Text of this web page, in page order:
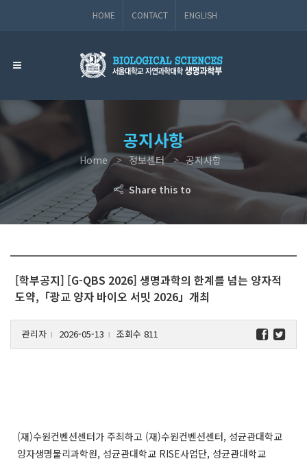
HOME CONTACT ENGLISH
공지사항
Home 정보센터 공지사항
Share this to
[학부공지] [G-QBS 2026] 생명과학의 한계를 넘는 양자적
도약,「광교 양자 바이오 서밋 2026」개최
관리자 l 2026-05-13 l 조회수 811
(재)수원컨벤션센터가 주최하고 (재)수원컨벤션센터, 성균관대학교
양자생명물리과학원, 성균관대학교 RISE사업단, 성균관대학교